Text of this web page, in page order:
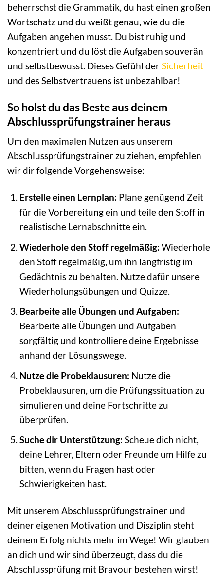
beherrschst die Grammatik, du hast einen großen
Wortschatz und du weißt genau, wie du die
Aufgaben angehen musst. Du bist ruhig und
konzentriert und du löst die Aufgaben souverän
und selbstbewusst. Dieses Gefühl derSicherheit
und des Selbstvertrauens ist unbezahlbar!
So holst du das Beste aus deinem
Abschlussprüfungstrainer heraus
Um den maximalen Nutzen aus unserem
Abschlussprüfungstrainer zu ziehen, empfehlen
wir dir folgende Vorgehensweise:
Erstelle einen Lernplan: Plane genügend Zeit
für die Vorbereitung ein und teile den Stoff in
realistische Lernabschnitte ein.
Wiederhole den Stoff regelmäßig: Wiederhole
den Stoff regelmäßig, um ihn langfristig im
Gedächtnis zu behalten. Nutze dafür unsere
Wiederholungsübungen und Quizze.
Bearbeite alle Übungen und Aufgaben:
Bearbeite alle Übungen und Aufgaben
sorgfältig und kontrolliere deine Ergebnisse
anhand der Lösungswege.
Nutze die Probeklausuren: Nutze die
Probeklausuren, um die Prüfungssituation zu
simulieren und deine Fortschritte zu
überprüfen.
Suche dir Unterstützung: Scheue dich nicht,
deine Lehrer, Eltern oder Freunde um Hilfe zu
bitten, wenn du Fragen hast oder
Schwierigkeiten hast.
Mit unserem Abschlussprüfungstrainer und
deiner eigenen Motivation und Disziplin steht
deinem Erfolg nichts mehr im Wege! Wir glauben
an dich und wir sind überzeugt, dass du die
Abschlussprüfung mit Bravour bestehen wirst!